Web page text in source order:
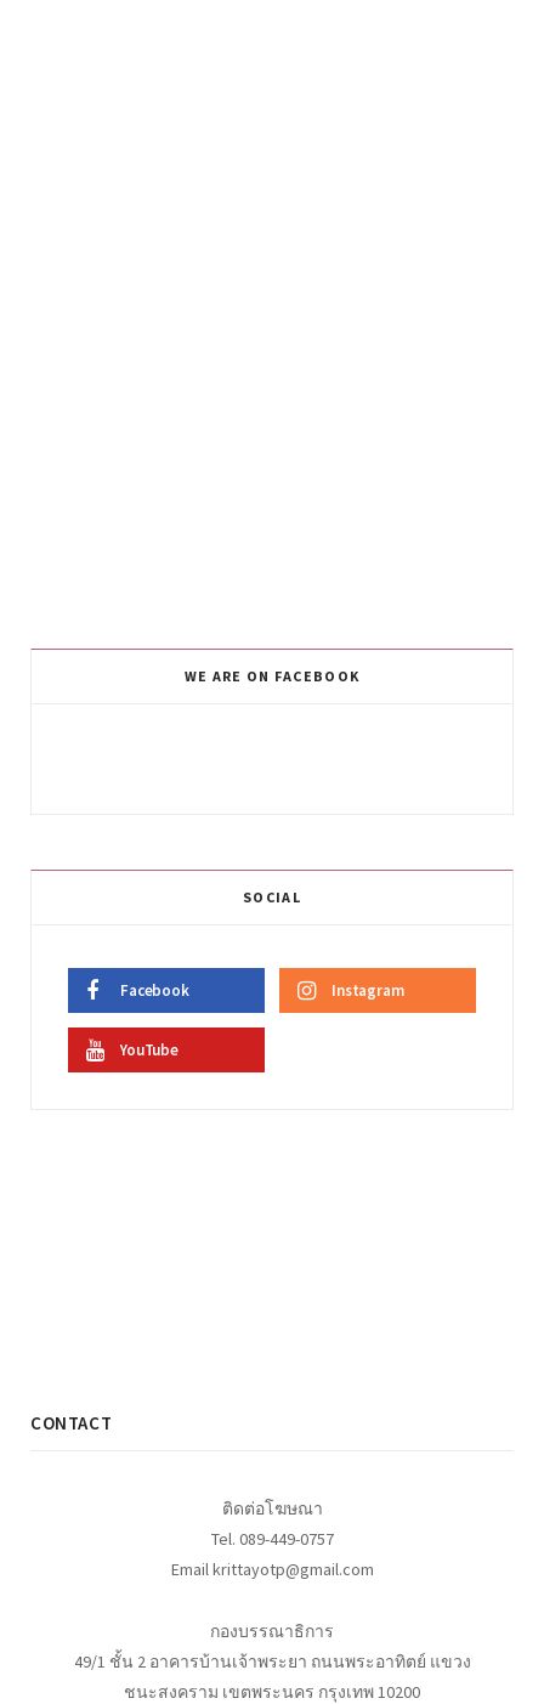
WE ARE ON FACEBOOK
SOCIAL
Facebook Instagram
YouTube
CONTACT
ติดต่อโฆษณา
Tel. 089-449-0757
Email krittayotp@gmail.com
กองบรรณาธิการ
49/1 ชั้น 2 อาคารบ้านเจ้าพระยา ถนนพระอาทิตย์ แขวง
ชนะสงคราม เขตพระนคร กรุงเทพ 10200